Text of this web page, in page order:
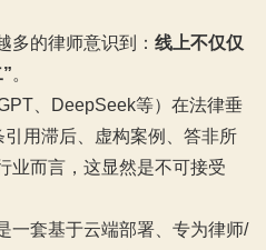
的律师意识到： 线上不仅仅
。
、DeepSeek等）在法律垂
用滞后、虚构案例、答非所
业而言，这显然是不可接受
一套基于云端部署、专为律师/